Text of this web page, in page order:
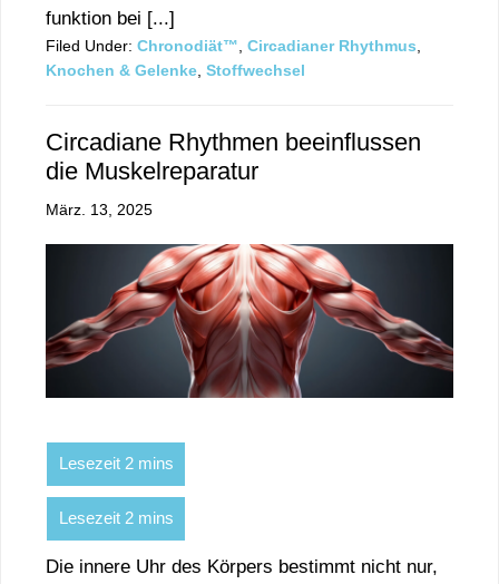
funktion bei [...]
Filed Under: Chronodiät™ Circadianer Rhythmus
Knochen & Gelenke Stoffwechsel
Circadiane Rhythmen beeinflussen
die Muskelreparatur
März. 13, 2025
Die innere Uhr des Körpers bestimmt nicht nur,